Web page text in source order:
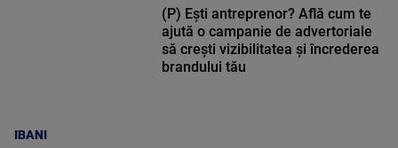
IBANI
(P) Ești antreprenor? Află cum te
ajută o campanie de advertoriale
să crești vizibilitatea și încrederea
brandului tău